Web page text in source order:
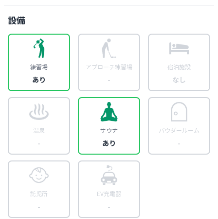
設備
練習場
あり
アプローチ練習場
-
宿泊施設
なし
温泉
-
サウナ
あり
パウダールーム
-
託児所
-
EV充電器
-